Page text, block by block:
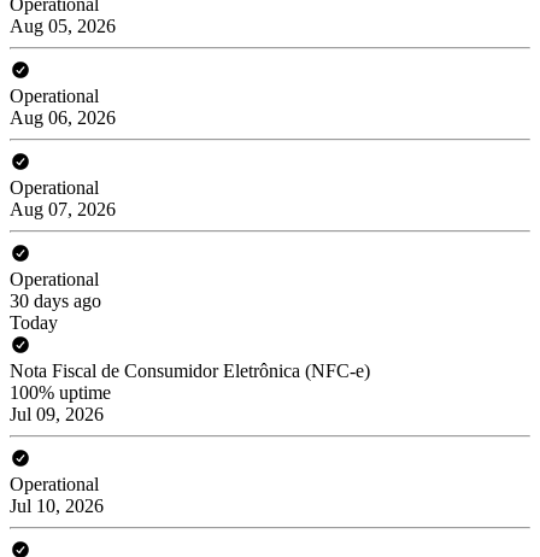
Aug 05, 2026
Operational
Aug 06, 2026
Operational
Aug 07, 2026
Operational
30 days ago
Today
Nota Fiscal de Consumidor Eletrônica (NFC-e)
100% uptime
Jul 09, 2026
Operational
Jul 10, 2026